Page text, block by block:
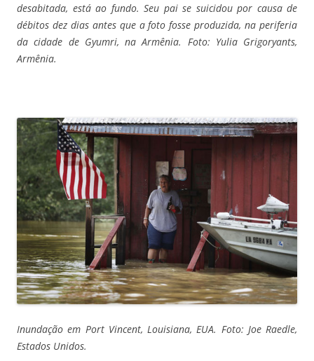
desabitada, está ao fundo. Seu pai se suicidou por causa de
débitos dez dias antes que a foto fosse produzida, na periferia
da cidade de Gyumri, na Armênia. Foto: Yulia Grigoryants,
Armênia.
Inundação em Port Vincent, Louisiana, EUA. Foto: Joe Raedle,
Estados Unidos.